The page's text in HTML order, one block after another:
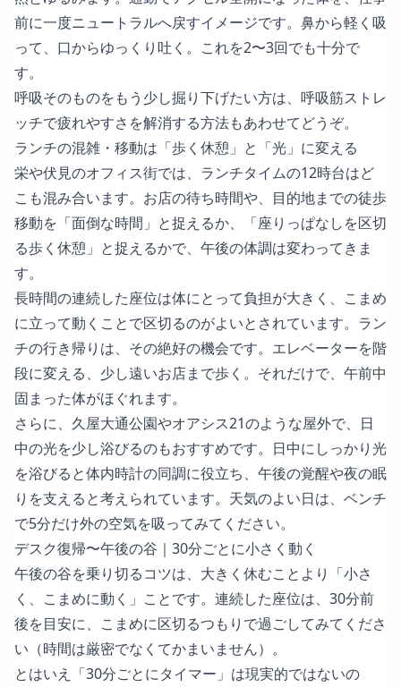
前に一度ニュートラルへ戻すイメージです。鼻から軽く吸
って、口からゆっくり吐く。これを2〜3回でも十分で
す。
呼吸そのものをもう少し掘り下げたい方は、 呼吸筋ストレ
ッチで疲れやすさを解消する方法もあわせてどうぞ。
ランチの混雑・移動は「歩く休憩」と「光」に変える
栄や伏見のオフィス街では、ランチタイムの12時台はど
こも混み合います。お店の待ち時間や、目的地までの徒歩
移動を「面倒な時間」と捉えるか、「座りっぱなしを区切
る歩く休憩」と捉えるかで、午後の体調は変わってきま
す。
長時間の連続した座位は体にとって負担が大きく、こまめ
に立って動くことで区切るのがよいとされています。ラン
チの行き帰りは、その絶好の機会です。エレベーターを階
段に変える、少し遠いお店まで歩く。それだけで、午前中
固まった体がほぐれます。
さらに、久屋大通公園やオアシス21のような屋外で、日
中の光を少し浴びるのもおすすめです。日中にしっかり光
を浴びると体内時計の同調に役立ち、午後の覚醒や夜の眠
りを支えると考えられています。天気のよい日は、ベンチ
で5分だけ外の空気を吸ってみてください。
デスク復帰〜午後の谷｜30分ごとに小さく動く
午後の谷を乗り切るコツは、大きく休むことより「小さ
く、こまめに動く」ことです。連続した座位は、30分前
後を目安に、こまめに区切るつもりで過ごしてみてくださ
い（時間は厳密でなくてかまいません）。
とはいえ「30分ごとにタイマー」は現実的ではないの